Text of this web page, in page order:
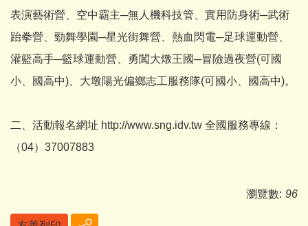
表演藝術營、空中霸主─無人機科技管、實用防身術─武術
跆拳營、勁舞學園─星光街舞營、熱血閃電─足球運動營、
灌籃高手─籃球運動營、勇闖大燉王國─冒險過夜營(可國
小、國高中)、大墩陽光偏鄉志工服務隊(可國小、國高中)。
二、活動報名網址 http://www.sng.idv.tw 全國服務專線：
（04）37007883
瀏覽數: 96